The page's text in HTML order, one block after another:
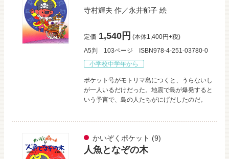
寺村輝夫 作／永井郁子 絵
定価 1,540円 (本体1,400円+税)
A5判
103ページ
ISBN978-4-251-03780-0
小学校中学年から
ポケット号がモトリマ島につくと、うらないし
が一人いるだけだった。地震で島が爆発すると
いう予言で、島の人たちがにげだしたのだ。
かいぞくポケット (9)
人魚となぞの木